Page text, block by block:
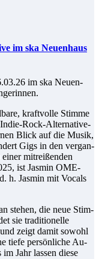
im ska Neu­en­haus
im ska Neu­en­
kraft­vol­le Stim­me
Rock-Al­ter­na­ti­ve-
Blick auf die Mu­sik,
Gigs in den ver­gan­
mit­rei­ßen­den
ist Jas­min OME­
h. Jas­min mit Vo­cals
ste­hen, die neue Stim­
sie tra­di­tio­nel­le
zeigt da­mit so­wohl
tie­fe per­sön­li­che Au­
Jahr las­sen die­se